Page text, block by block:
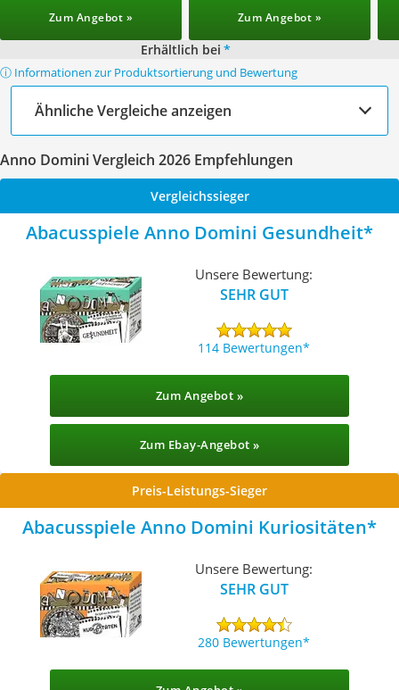
Zum Angebot » Zum Angebot »
Erhältlich bei *
ⓘ Informationen zur Produktsortierung und Bewertung
Ähnliche Vergleiche anzeigen
Anno Domini Vergleich 2026 Empfehlungen
Vergleichssieger
Abacusspiele Anno Domini Gesundheit
Unsere Bewertung:
SEHR GUT
114 Bewertungen
Zum Angebot »
Zum Ebay-Angebot »
Preis-Leistungs-Sieger
Abacusspiele Anno Domini Kuriositäten
Unsere Bewertung:
SEHR GUT
280 Bewertungen